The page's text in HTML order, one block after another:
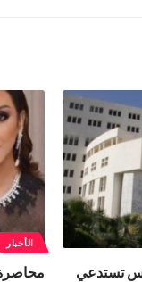
تستدعي
الأخبار